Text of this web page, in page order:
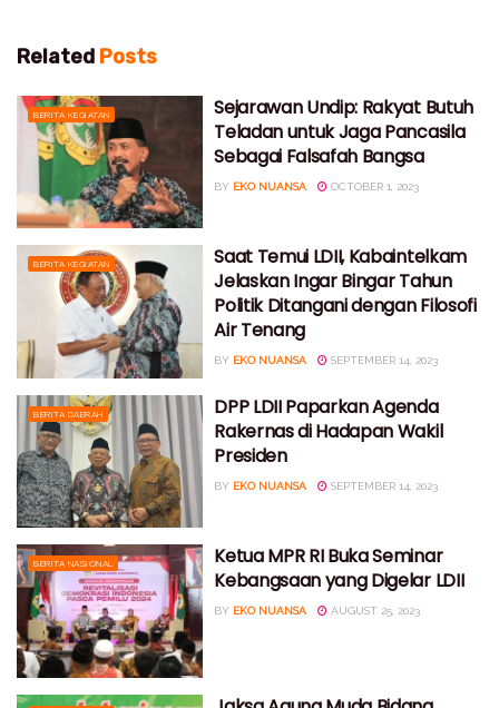
Related Posts
BERITA KEGIATAN
Sejarawan Undip: Rakyat Butuh
Teladan untuk Jaga Pancasila
Sebagai Falsafah Bangsa
BY EKO NUANSA OCTOBER 1, 2023
BERITA KEGIATAN
Saat Temui LDII, Kabaintelkam
Jelaskan Ingar Bingar Tahun
Politik Ditangani dengan Filosofi
Air Tenang
BY EKO NUANSA SEPTEMBER 14, 2023
BERITA DAERAH
DPP LDII Paparkan Agenda
Rakernas di Hadapan Wakil
Presiden
BY EKO NUANSA SEPTEMBER 14, 2023
BERITA NASIONAL
Ketua MPR RI Buka Seminar
Kebangsaan yang Digelar LDII
BY EKO NUANSA AUGUST 25, 2023